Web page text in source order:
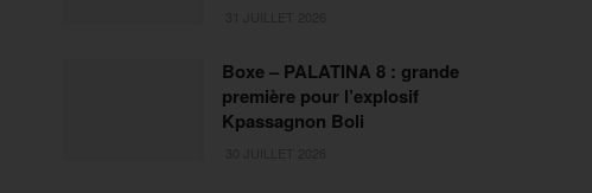
Boxe – PALATINA 8 : grande
première pour l’explosif
Kpassagnon Boli